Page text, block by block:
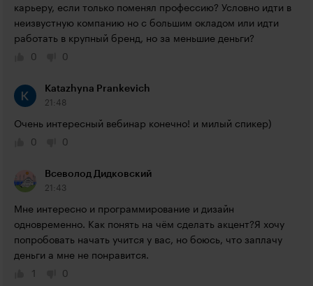
карьеру, если только поменял профессию? Условно идти в
неизвустную компанию но с большим окладом или идти
работать в крупный бренд, но за меньшие деньги?
0
0
Katazhyna Prankevich
21:48
Очень интересный вебинар конечно! и милый спикер)
0
0
Всеволод Дидковский
21:43
Мне интересно и программирование и дизайн
одновременно. Как понять на чём сделать акцент?Я хочу
попробовать начать учится у вас, но боюсь, что заплачу
деньги а мне не понравится.
1
0